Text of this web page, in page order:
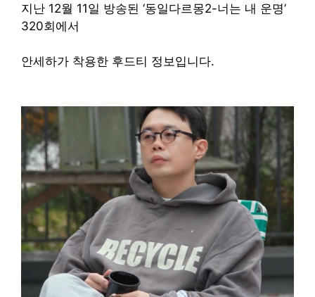
지난 12월 11일 방송된 ‘동일다르몽2-너는 내 운명’
320회에서
안세하가 착용한 후드티 정보입니다.